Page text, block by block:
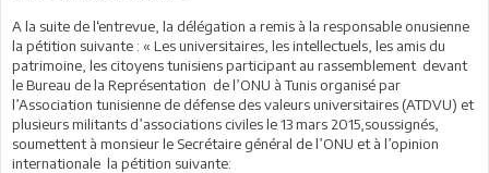
A la suite de l‘entrevue, la délégation a remis à la responsable onusienne
la pétition suivante : « Les universitaires, les intellectuels, les amis du
patrimoine, les citoyens tunisiens participant au rassemblement devant
le Bureau de la Représentation de l’ONU à Tunis organisé par
l’Association tunisienne de défense des valeurs universitaires (ATDVU) et
plusieurs militants d’associations civiles le 13 mars 2015,soussignés,
soumettent à monsieur le Secrétaire général de l’ONU et à l’opinion
internationale la pétition suivante: